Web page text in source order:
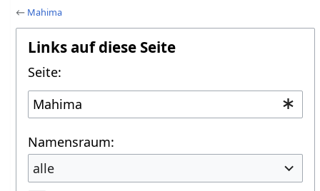
← Mahima
Links auf diese Seite
Seite:
Namensraum:
alle